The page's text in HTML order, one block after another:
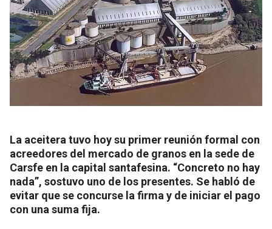
La aceitera tuvo hoy su primer reunión formal con
acreedores del mercado de granos en la sede de
Carsfe en la capital santafesina. “Concreto no hay
nada”, sostuvo uno de los presentes. Se habló de
evitar que se concurse la firma y de iniciar el pago
con una suma fija.